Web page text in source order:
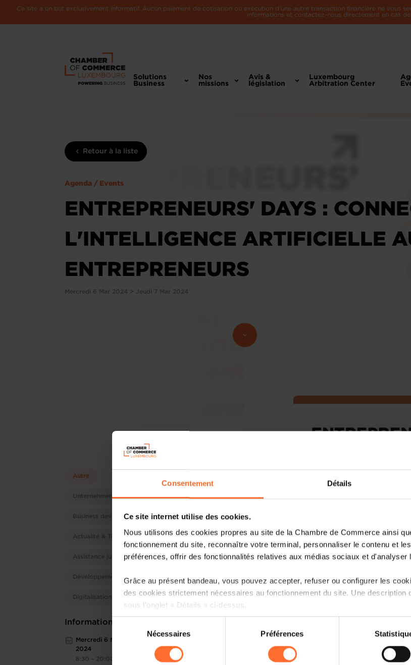
Consentement Détails
Ce site internet utilise des cookies.
Nous utilisons des cookies propres au site de la Chambre de Commerce ainsi
fonctionnement du site, reconnaître votre terminal, personnaliser le contenu et
préférences, offrir des fonctionnalités relatives aux médias sociaux et d'analyser
Grâce au présent bandeau, vous pouvez accepter, refuser ou configurer les
des cookies strictement nécessaires au fonctionnement du site. Une
sous l’onglet « Détails » ci-dessus.
Il est précisé que la navigation sur le site et certaines fonctionnalités (ex :
cas de refus de tous les cookies ou des cookies non nécessaires.
Sélection
consentement
Nécessaires Préférences
Ce site a un but exclusivement informatif. Aucun paiement de cotisation ou exécution d'une autre transaction financière ne vous
informations et contactez-nous directement en cas de
Solutions
Business
Nos
missions
Avis &
législation
Luxembourg
Arbitration Center
Retour à la liste
Agenda / Events
ENTREPRENEURS' DAYS :
L'INTELLIGENCE ARTIFICIELLE
ENTREPRENEURS
Mercredi 6 Mar 2024 > Jeudi 7 Mar 2024
Autre
Unternehmensentwicklung
Business development
Actualité & Tendances
Assistance juridique
Développement d'entreprises
Digitalisation
Informations pratiques
Mercredi 6 Mar 2024 > Jeudi 7 Mar
2024
8:30 - 20:00
Bienvenue à notre
l'intelligence artificielle.
connaissances pratiques
entreprises. Rejoignez-
permettra d'acquérir des
entrepreneurial.